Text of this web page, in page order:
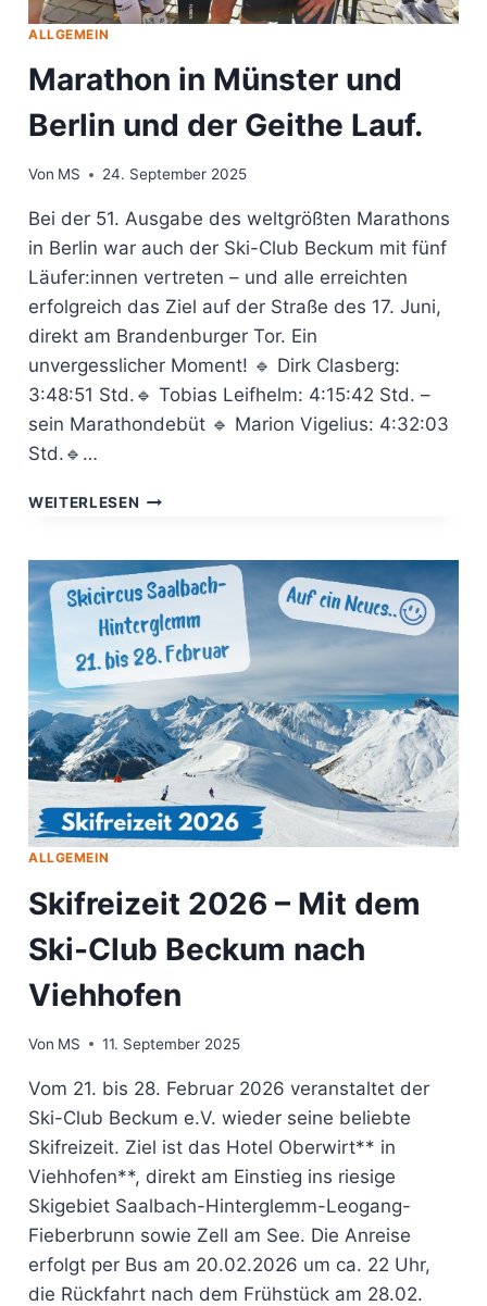
ALLGEMEIN
Marathon in Münster und
Berlin und der Geithe Lauf.
Von MS 24. September 2025
Bei der 51. Ausgabe des weltgrößten Marathons
in Berlin war auch der Ski-Club Beckum mit fünf
Läufer:innen vertreten – und alle erreichten
erfolgreich das Ziel auf der Straße des 17. Juni,
direkt am Brandenburger Tor. Ein
unvergesslicher Moment! 🔹 Dirk Clasberg:
3:48:51 Std.🔹 Tobias Leifhelm: 4:15:42 Std. –
sein Marathondebüt 🔹 Marion Vigelius: 4:32:03
Std.🔹…
WEITERLESEN MARATHON
UND
BERLIN
UND
DER
GEITHE
LAUF.
ALLGEMEIN
Skifreizeit 2026 – Mit dem
Ski-Club Beckum nach
Viehhofen
Von MS 11. September 2025
Vom 21. bis 28. Februar 2026 veranstaltet der
Ski-Club Beckum e.V. wieder seine beliebte
Skifreizeit. Ziel ist das Hotel Oberwirt** in
Viehhofen**, direkt am Einstieg ins riesige
Skigebiet Saalbach-Hinterglemm-Leogang-
Fieberbrunn sowie Zell am See. Die Anreise
erfolgt per Bus am 20.02.2026 um ca. 22 Uhr,
die Rückfahrt nach dem Frühstück am 28.02.